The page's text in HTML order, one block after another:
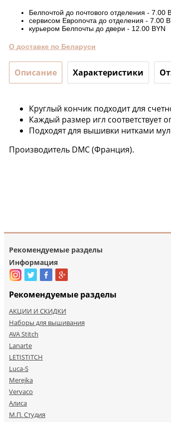
Белпочтой до почтового отделения - 7.00
сервисом Европочта до отделения - 7.00
курьером Белпочты до двери - 12.00 BYN
О доставке по Беларуси
Описание Характеристики
Круглый кончик подходит для
Каждый размер игл
Подходят для вышивки нитками
Производитель DMC (Франция).
Рекомендуемые разделы
Информация
Рекомендуемые разделы
АКЦИИ И СКИДКИ
Наборы для вышивания
AVA Stitch
Lanarte
LETISTITCH
Luca-S
Merejka
Vervaco
Алиса
М.П. Студия